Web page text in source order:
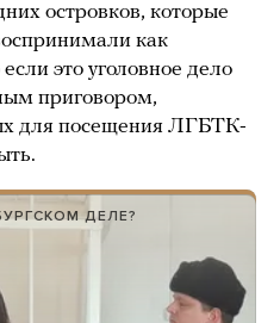
островков, которые
как
это уголовное дело
приговором,
для посещения ЛГБТК-
ДЕЛЕ?